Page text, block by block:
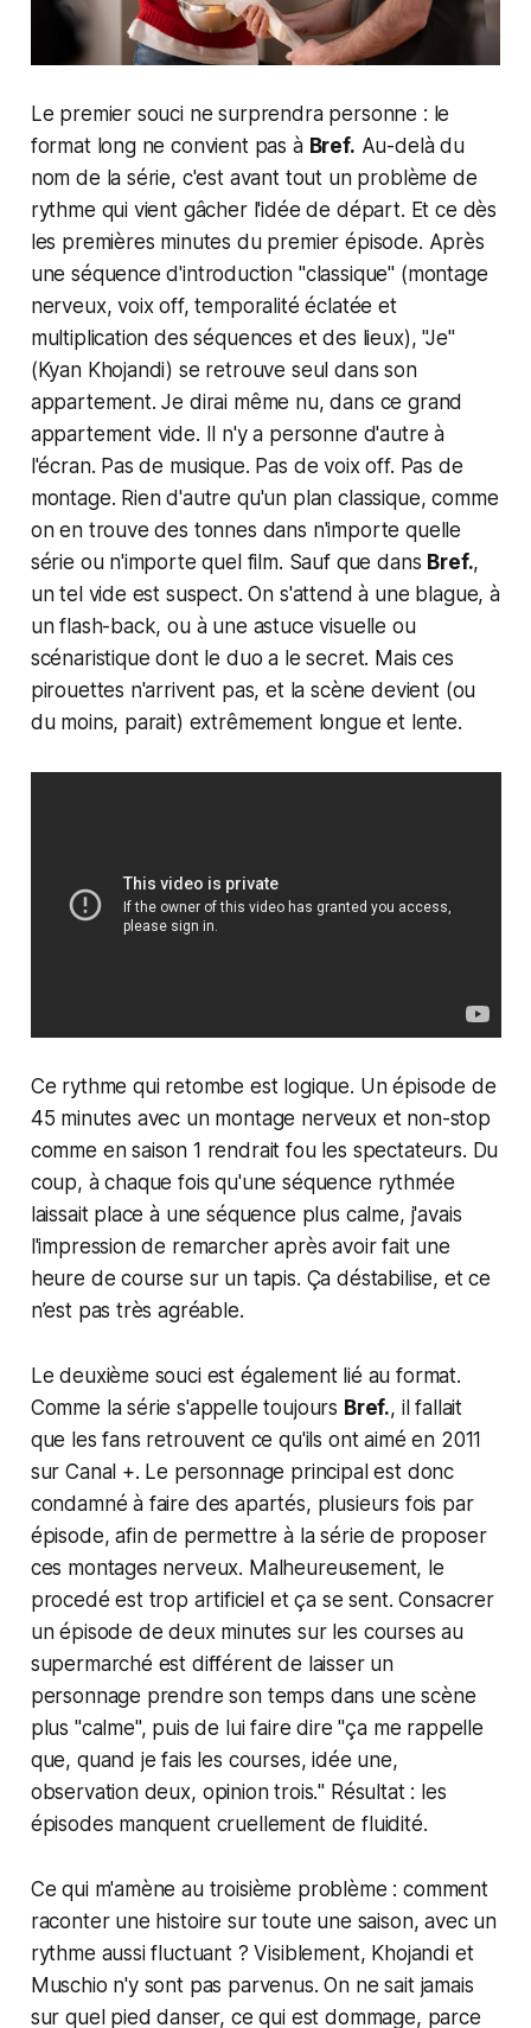
Le premier souci ne surprendra personne : le
format long ne convient pas à Bref. Au-delà du
nom de la série, c'est avant tout un problème de
rythme qui vient gâcher l'idée de départ. Et ce dès
les premières minutes du premier épisode. Après
une séquence d'introduction "classique" (montage
nerveux, voix off, temporalité éclatée et
multiplication des séquences et des lieux), "Je"
(Kyan Khojandi) se retrouve seul dans son
appartement. Je dirai même nu, dans ce grand
appartement vide. Il n'y a personne d'autre à
l'écran. Pas de musique. Pas de voix off. Pas de
montage. Rien d'autre qu'un plan classique, comme
on en trouve des tonnes dans n'importe quelle
série ou n'importe quel film. Sauf que dans Bref.,
un tel vide est suspect. On s'attend à une blague, à
un flash-back, ou à une astuce visuelle ou
scénaristique dont le duo a le secret. Mais ces
pirouettes n'arrivent pas, et la scène devient (ou
du moins, parait) extrêmement longue et lente.
Ce rythme qui retombe est logique. Un épisode de
45 minutes avec un montage nerveux et non-stop
comme en saison 1 rendrait fou les spectateurs. Du
coup, à chaque fois qu'une séquence rythmée
laissait place à une séquence plus calme, j'avais
l'impression de remarcher après avoir fait une
heure de course sur un tapis. Ça déstabilise, et ce
n’est pas très agréable.
Le deuxième souci est également lié au format.
Comme la série s'appelle toujours Bref., il fallait
que les fans retrouvent ce qu'ils ont aimé en 2011
sur Canal +. Le personnage principal est donc
condamné à faire des apartés, plusieurs fois par
épisode, afin de permettre à la série de proposer
ces montages nerveux. Malheureusement, le
procedé est trop artificiel et ça se sent. Consacrer
un épisode de deux minutes sur les courses au
supermarché est différent de laisser un
personnage prendre son temps dans une scène
plus "calme", puis de lui faire dire "ça me rappelle
que, quand je fais les courses, idée une,
observation deux, opinion trois." Résultat : les
épisodes manquent cruellement de fluidité.
Ce qui m'amène au troisième problème : comment
raconter une histoire sur toute une saison, avec un
rythme aussi fluctuant ? Visiblement, Khojandi et
Muschio n'y sont pas parvenus. On ne sait jamais
sur quel pied danser, ce qui est dommage, parce